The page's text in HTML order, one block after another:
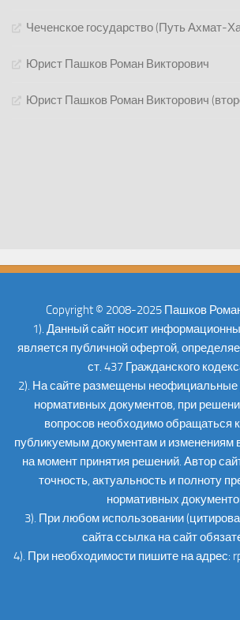
Чеченское государство (Путь Ахмат-
Юрист Пашков Роман Викторович
Юрист Пашков Роман Викторович
Copyright © 2008-2025 Пашков
1). Данный сайт носит
является публичной офертой,
ст. 437 Гражданского
2). На сайте размещены неофициальные
нормативных документов, при
вопросов необходимо обращаться
публикуемым документам и изменениям
на момент принятия решений. Автор
точность, актуальность и полноту
нормативных
3). При любом использовании
сайта ссылка на сайт
4). При необходимости пишите на адрес: